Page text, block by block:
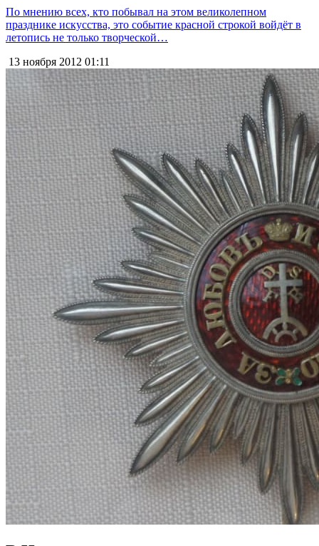
По мнению всех, кто побывал на этом великолепном
празднике искусства, это событие красной строкой войдёт в
летопись не только творческой…
13 ноября 2012 01:11